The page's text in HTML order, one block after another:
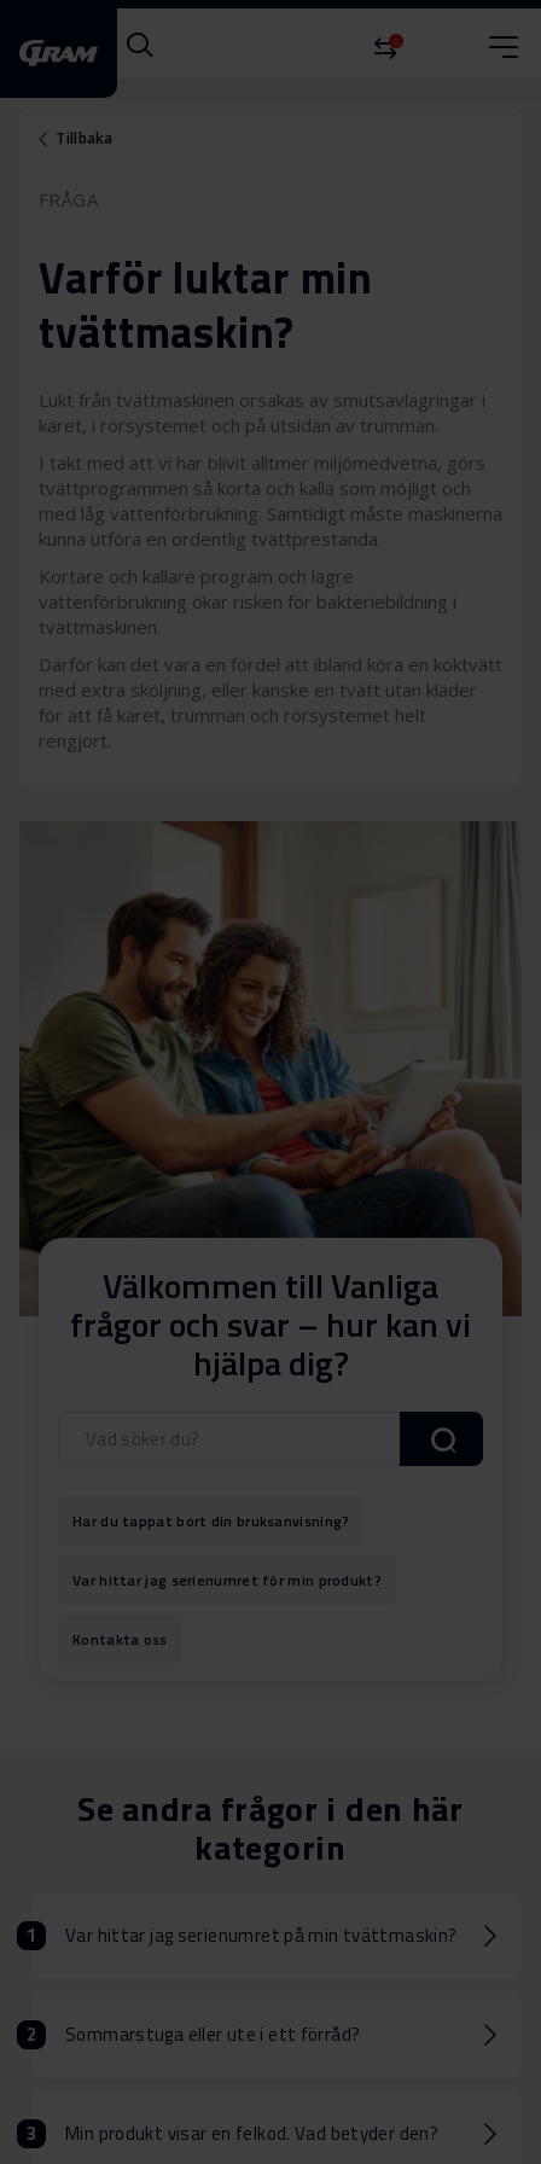
0
Tillbaka
FRÅGA
Varför luktar min
tvättmaskin?
Lukt från tvättmaskinen orsakas av smutsavlagringar i
karet, i rörsystemet och på utsidan av trumman.
I takt med att vi har blivit alltmer miljömedvetna, görs
tvättprogrammen så korta och kalla som möjligt och
med låg vattenförbrukning. Samtidigt måste maskinerna
kunna utföra en ordentlig tvättprestanda.
Kortare och kallare program och lägre
vattenförbrukning ökar risken för bakteriebildning i
tvättmaskinen.
Därför kan det vara en fördel att ibland köra en koktvätt
med extra sköljning, eller kanske en tvätt utan kläder
för att få karet, trumman och rörsystemet helt
rengjort.
Välkommen till Vanliga
frågor och svar – hur kan vi
hjälpa dig?
Har du tappat bort din bruksanvisning?
Var hittar jag serienumret för min produkt?
Kontakta oss
Se andra frågor i den här
kategorin
Var hittar jag serienumret på min tvättmaskin?
Sommarstuga eller ute i ett förråd?
Min produkt visar en felkod. Vad betyder den?